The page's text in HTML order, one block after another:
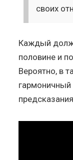
своих
Каждый
половине и
Вероятно, в